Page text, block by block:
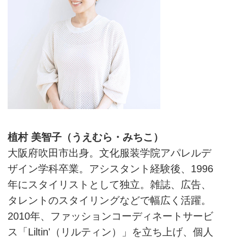
植村 美智子（うえむら・みちこ）
大阪府吹田市出身。文化服装学院アパレルデ
ザイン学科卒業。アシスタント経験後、1996
年にスタイリストとして独立。雑誌、広告、
タレントのスタイリングなどで幅広く活躍。
2010年、ファッションコーディネートサービ
ス「Liltin'（リルティン）」を立ち上げ、個人